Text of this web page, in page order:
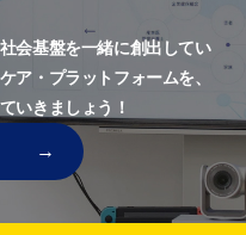
会基盤を一緒に創出してい
ア・プラットフォームを、
いきましょう！